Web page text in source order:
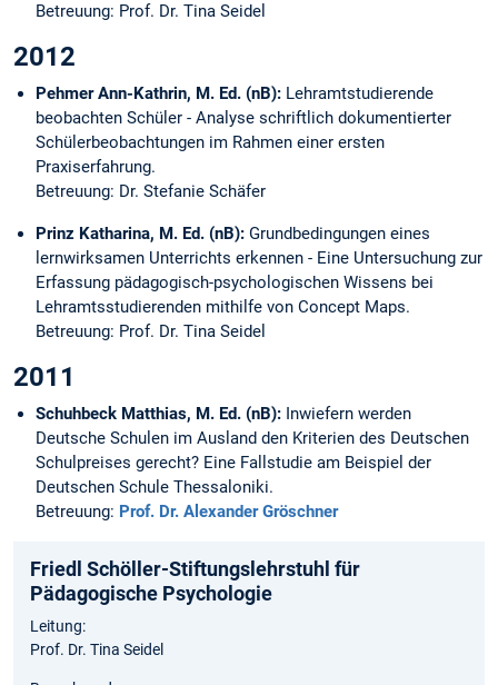
Betreuung: Prof. Dr. Tina Seidel
2012
Pehmer Ann-Kathrin, M. Ed. (nB): Lehramtstudierende
beobachten Schüler - Analyse schriftlich dokumentierter
Schülerbeobachtungen im Rahmen einer ersten
Praxiserfahrung.
Betreuung: Dr. Stefanie Schäfer
Prinz Katharina, M. Ed. (nB): Grundbedingungen eines
lernwirksamen Unterrichts erkennen - Eine Untersuchung zur
Erfassung pädagogisch-psychologischen Wissens bei
Lehramtsstudierenden mithilfe von Concept Maps.
Betreuung: Prof. Dr. Tina Seidel
2011
Schuhbeck Matthias, M. Ed. (nB): Inwiefern werden
Deutsche Schulen im Ausland den Kriterien des Deutschen
Schulpreises gerecht? Eine Fallstudie am Beispiel der
Deutschen Schule Thessaloniki.
Betreuung: Prof. Dr. Alexander Gröschner
Friedl Schöller-Stiftungslehrstuhl für
Pädagogische Psychologie
Leitung:
Prof. Dr. Tina Seidel